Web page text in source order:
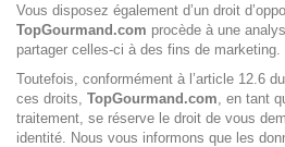
Vous disposez également d’un droit
TopGourmand.com procède à une
partager celles-ci à des fins de marketing.
Toutefois, conformément à l’article 12.6
ces droits, TopGourmand.com, en tant
traitement, se réserve le droit de vous
identité. Nous vous informons que les